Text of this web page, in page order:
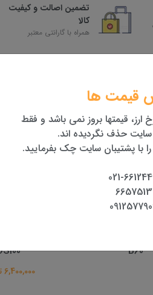
تضمین اصالت و کیفیت
کالا
همراه با گارانتی معتبر
B60
6,400,000 تومان
قیمت ها
ارز، قیمتها بروز نمی باشد و فقط
حذف نگردیده اند.
با پشتیبان سایت چک بفرمایید.
021-